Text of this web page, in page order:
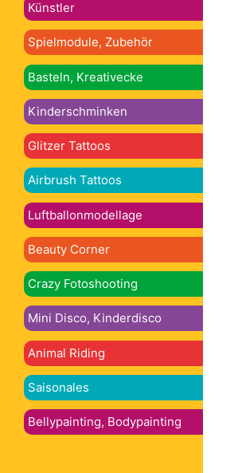
Künstler
Spielmodule, Zubehör
Basteln, Kreativecke
Kinderschminken
Glitzer Tattoos
Airbrush Tattoos
Luftballonmodellage
Beauty Corner
Crazy Fotoshooting
Mini Disco, Kinderdisco
Animal Riding
Saisonales
Bellypainting, Bodypainting